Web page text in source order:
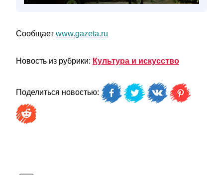
Сообщает www.gazeta.ru
Новость из рубрики: Культура и искусство
Поделиться новостью: